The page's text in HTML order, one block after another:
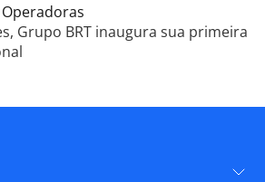
Operadoras
Grupo BRT inaugura sua primeira